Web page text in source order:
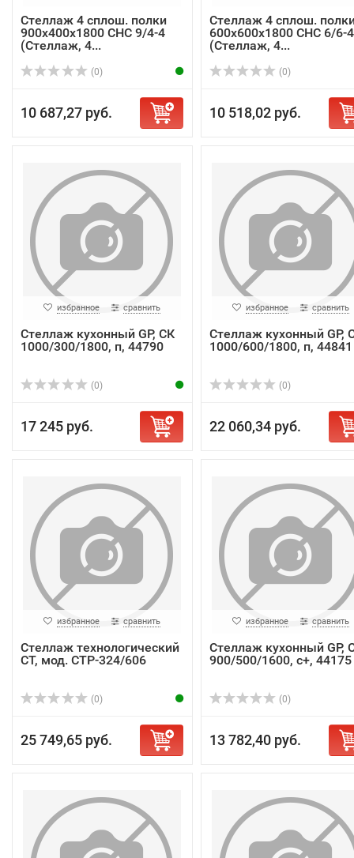
Стеллаж 4 сплош. полки
900х400х1800 СНС 9/4-4
(Стеллаж, 4...
(0)
10 687,27 руб.
Стеллаж 4 сплош.
600х600х1800 СНС 6/6-4
(Стеллаж, 4...
(0)
10 518,02 руб.
избранное сравнить
Стеллаж кухонный GP, СК
1000/300/1800, п, 44790
(0)
17 245 руб.
избранное сравнить
Стеллаж кухонный GP,
1000/600/1800, п, 44841
(0)
22 060,34 руб.
избранное сравнить
Стеллаж технологический
СТ, мод. СТР-324/606
(0)
25 749,65 руб.
избранное сравнить
Стеллаж кухонный GP,
900/500/1600, с+, 44175
(0)
13 782,40 руб.